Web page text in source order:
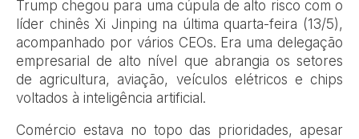
Trump chegou para uma cúpula de alto risco com o
líder chinês Xi Jinping na última quarta-feira (13/5),
acompanhado por vários CEOs. Era uma delegação
empresarial de alto nível que abrangia os setores
de agricultura, aviação, veículos elétricos e chips
voltados à inteligência artificial.
Comércio estava no topo das prioridades, apesar